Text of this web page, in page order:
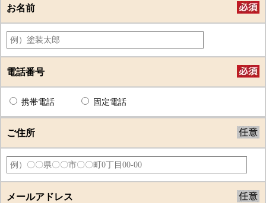
お名前
電話番号
携帯電話 固定電話
ご住所
メールアドレス